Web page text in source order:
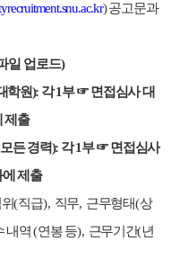
)공고문과
일 업로드)
학원): 각1부☞면접심사 대
제출
든 경력): 각1부☞면접심사
제출
(직급), 직무, 근무형태(상
내역(연봉 등), 근무기간(년